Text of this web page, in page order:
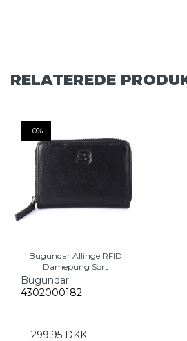
RELATEREDE
-0%
Bugundar Allinge RFID
Damepung Sort
Bugundar
4302000182
299,95 DKK